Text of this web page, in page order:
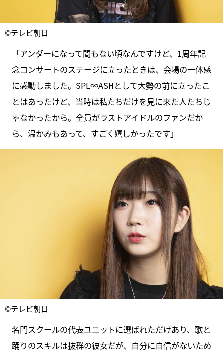
©テレビ朝日
「アンダーになって間もない頃なんですけど、1周年記
念コンサートのステージに立ったときは、会場の一体感
に感動しました。SPL∞ASHとして大勢の前に立ったこ
とはあったけど、当時は私たちだけを見に来た人たちじ
ゃなかったから。全員がラストアイドルのファンだか
ら、温かみもあって、すごく嬉しかったです」
©テレビ朝日
名門スクールの代表ユニットに選ばれただけあり、歌と
踊りのスキルは抜群の彼女だが、自分に自信がないため